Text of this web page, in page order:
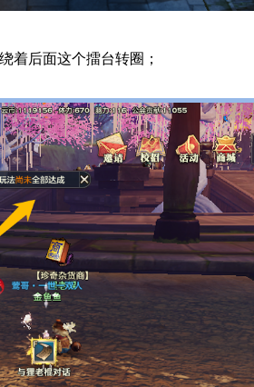
后面这个擂台转圈；